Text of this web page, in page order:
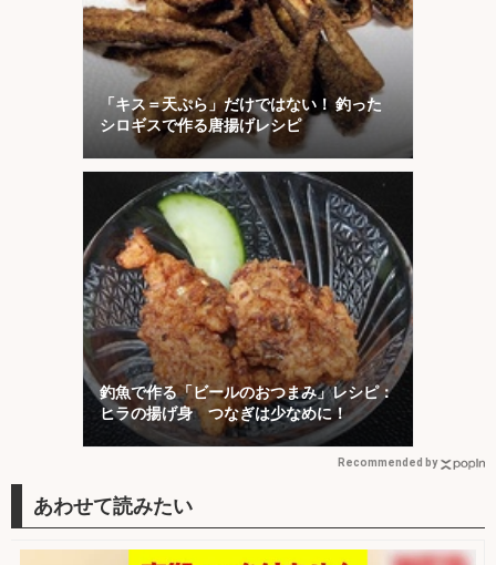
「キス＝天ぷら」だけではない！ 釣った
シロギスで作る唐揚げレシピ
釣魚で作る「ビールのおつまみ」レシピ：
ヒラの揚げ身 つなぎは少なめに！
Recommended by